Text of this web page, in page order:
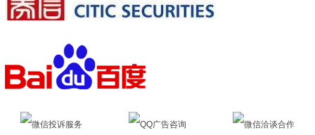
微信投诉服务 QQ广告咨询 微信洽谈合作